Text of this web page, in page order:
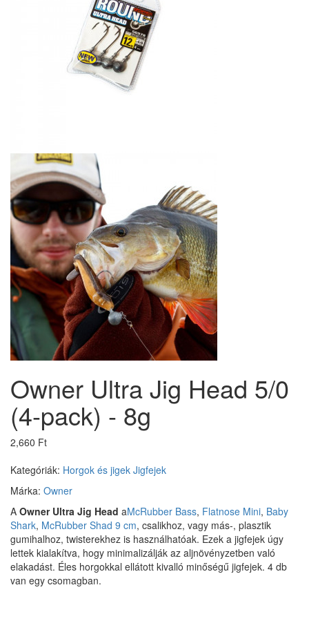
Owner Ultra Jig Head 5/0
(4-pack) - 8g
2,660 Ft
Kategóriák: Horgok és jigek Jigfejek
Márka: Owner
A Owner Ultra Jig Head aMcRubber Bass, Flatnose Mini, Baby
Shark, McRubber Shad 9 cm, csalikhoz, vagy más-, plasztik
gumihalhoz, twisterekhez is használhatóak. Ezek a jigfejek úgy
lettek kialakítva, hogy minimalizálják az aljnövényzetben való
elakadást. Éles horgokkal ellátott kivalló minőségű jigfejek. 4 db
van egy csomagban.